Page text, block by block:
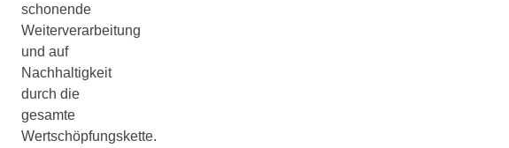
schonende
Weiterverarbeitung
und auf
Nachhaltigkeit
durch die
gesamte
Wertschöpfungskette.